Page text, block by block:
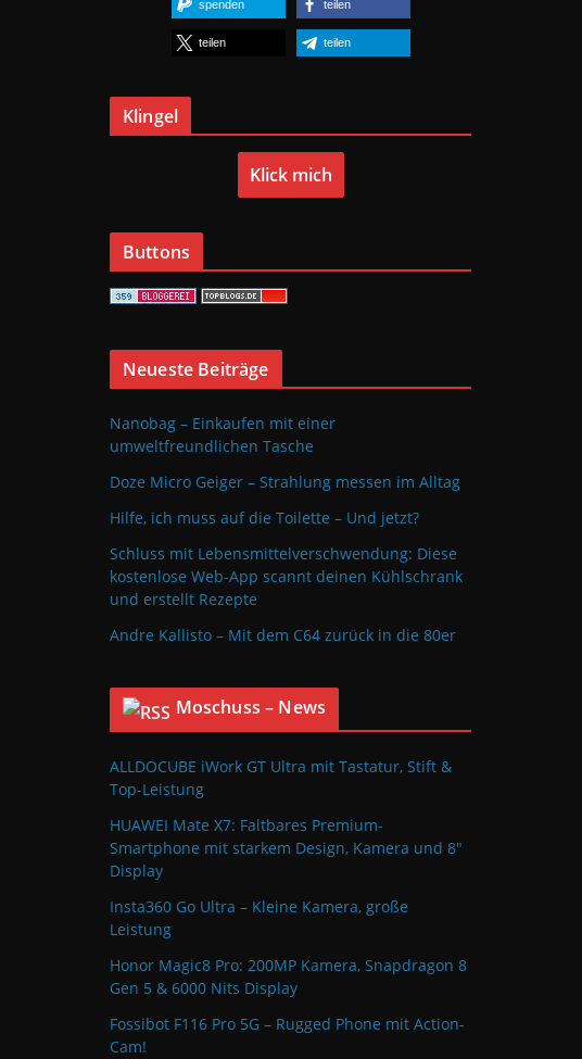
spenden teilen
teilen teilen
Klingel
Klick mich
Buttons
Neueste Beiträge
Nanobag – Einkaufen mit einer
umweltfreundlichen Tasche
Doze Micro Geiger – Strahlung messen im Alltag
Hilfe, ich muss auf die Toilette – Und jetzt?
Schluss mit Lebensmittelverschwendung: Diese
kostenlose Web-App scannt deinen Kühlschrank
und erstellt Rezepte
Andre Kallisto – Mit dem C64 zurück in die 80er
Moschuss – News
ALLDOCUBE iWork GT Ultra mit Tastatur, Stift &
Top-Leistung
HUAWEI Mate X7: Faltbares Premium-
Smartphone mit starkem Design, Kamera und 8″
Display
Insta360 Go Ultra – Kleine Kamera, große
Leistung
Honor Magic8 Pro: 200MP Kamera, Snapdragon 8
Gen 5 & 6000 Nits Display
Fossibot F116 Pro 5G – Rugged Phone mit Action-
Cam!